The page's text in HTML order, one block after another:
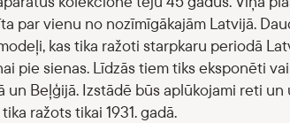
par vienu no nozīmīgākajām Latvijā.
kas tika ražoti starpkaru periodā
pie sienas. Līdzās tiem tiks eksponēti
Beļģijā. Izstādē būs aplūkojami reti
ražots tikai 1931. gadā.